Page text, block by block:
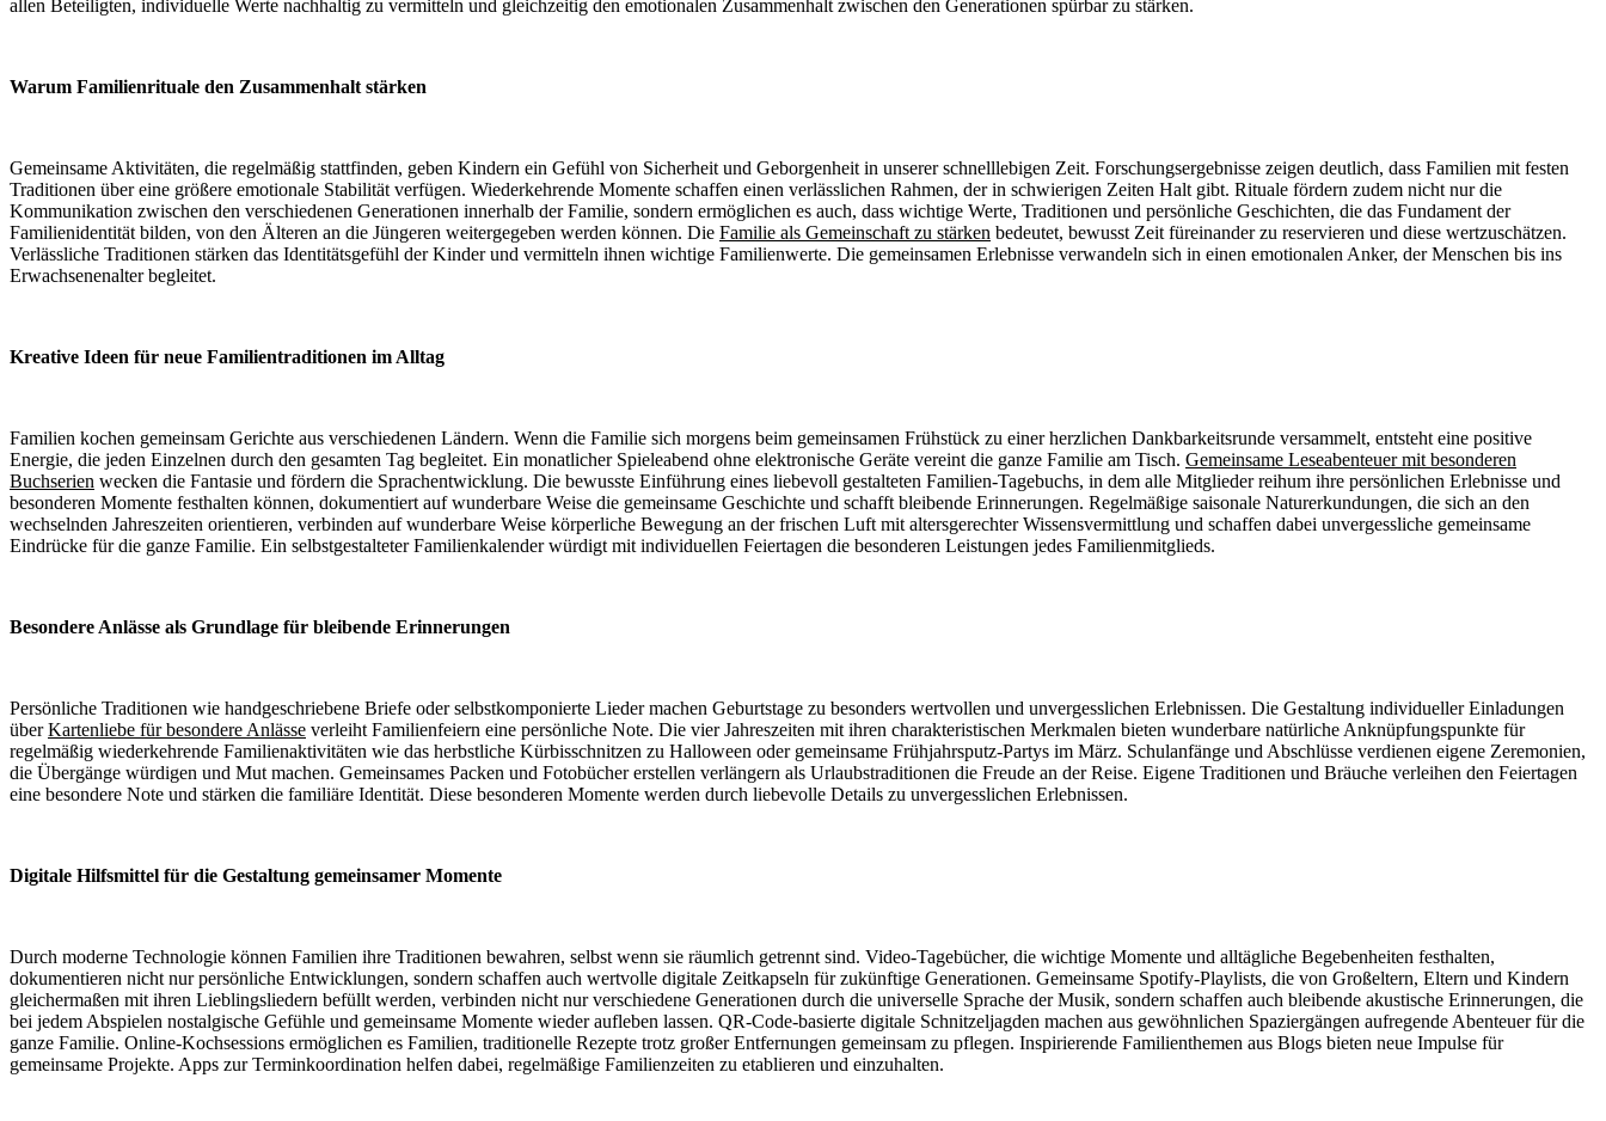
allen Beteiligten, individuelle Werte nachhaltig zu vermitteln und gleichzeitig den emotionalen Zusammenhalt zwischen den Generationen spürbar zu stärken.
Warum Familienrituale den Zusammenhalt stärken
Gemeinsame Aktivitäten, die regelmäßig stattfinden, geben Kindern ein Gefühl von Sicherheit und Geborgenheit in unserer schnelllebigen Zeit. Forschungsergebnisse zeigen deutlich, dass Familien mit festen
Traditionen über eine größere emotionale Stabilität verfügen. Wiederkehrende Momente schaffen einen verlässlichen Rahmen, der in schwierigen Zeiten Halt gibt. Rituale fördern zudem nicht nur die
Kommunikation zwischen den verschiedenen Generationen innerhalb der Familie, sondern ermöglichen es auch, dass wichtige Werte, Traditionen und persönliche Geschichten, die das Fundament der
Familienidentität bilden, von den Älteren an die Jüngeren weitergegeben werden können. Die Familie als Gemeinschaft zu stärken bedeutet, bewusst Zeit füreinander zu reservieren und diese wertzuschätzen.
Verlässliche Traditionen stärken das Identitätsgefühl der Kinder und vermitteln ihnen wichtige Familienwerte. Die gemeinsamen Erlebnisse verwandeln sich in einen emotionalen Anker, der Menschen bis ins
Erwachsenenalter begleitet.
Kreative Ideen für neue Familientraditionen im Alltag
Familien kochen gemeinsam Gerichte aus verschiedenen Ländern. Wenn die Familie sich morgens beim gemeinsamen Frühstück zu einer herzlichen Dankbarkeitsrunde versammelt, entsteht eine positive
Energie, die jeden Einzelnen durch den gesamten Tag begleitet. Ein monatlicher Spieleabend ohne elektronische Geräte vereint die ganze Familie am Tisch. Gemeinsame Leseabenteuer mit besonderen
Buchserien wecken die Fantasie und fördern die Sprachentwicklung. Die bewusste Einführung eines liebevoll gestalteten Familien-Tagebuchs, in dem alle Mitglieder reihum ihre persönlichen Erlebnisse und
besonderen Momente festhalten können, dokumentiert auf wunderbare Weise die gemeinsame Geschichte und schafft bleibende Erinnerungen. Regelmäßige saisonale Naturerkundungen, die sich an den
wechselnden Jahreszeiten orientieren, verbinden auf wunderbare Weise körperliche Bewegung an der frischen Luft mit altersgerechter Wissensvermittlung und schaffen dabei unvergessliche gemeinsame
Eindrücke für die ganze Familie. Ein selbstgestalteter Familienkalender würdigt mit individuellen Feiertagen die besonderen Leistungen jedes Familienmitglieds.
Besondere Anlässe als Grundlage für bleibende Erinnerungen
Persönliche Traditionen wie handgeschriebene Briefe oder selbstkomponierte Lieder machen Geburtstage zu besonders wertvollen und unvergesslichen Erlebnissen. Die Gestaltung individueller Einladungen
überKartenliebe für besondere Anlässe verleiht Familienfeiern eine persönliche Note. Die vier Jahreszeiten mit ihren charakteristischen Merkmalen bieten wunderbare natürliche Anknüpfungspunkte für
regelmäßig wiederkehrende Familienaktivitäten wie das herbstliche Kürbisschnitzen zu Halloween oder gemeinsame Frühjahrsputz-Partys im März. Schulanfänge und Abschlüsse verdienen eigene Zeremonien,
die Übergänge würdigen und Mut machen. Gemeinsames Packen und Fotobücher erstellen verlängern als Urlaubstraditionen die Freude an der Reise. Eigene Traditionen und Bräuche verleihen den Feiertagen
eine besondere Note und stärken die familiäre Identität. Diese besonderen Momente werden durch liebevolle Details zu unvergesslichen Erlebnissen.
Digitale Hilfsmittel für die Gestaltung gemeinsamer Momente
Durch moderne Technologie können Familien ihre Traditionen bewahren, selbst wenn sie räumlich getrennt sind. Video-Tagebücher, die wichtige Momente und alltägliche Begebenheiten festhalten,
dokumentieren nicht nur persönliche Entwicklungen, sondern schaffen auch wertvolle digitale Zeitkapseln für zukünftige Generationen. Gemeinsame Spotify-Playlists, die von Großeltern, Eltern und Kindern
gleichermaßen mit ihren Lieblingsliedern befüllt werden, verbinden nicht nur verschiedene Generationen durch die universelle Sprache der Musik, sondern schaffen auch bleibende akustische Erinnerungen, die
bei jedem Abspielen nostalgische Gefühle und gemeinsame Momente wieder aufleben lassen. QR-Code-basierte digitale Schnitzeljagden machen aus gewöhnlichen Spaziergängen aufregende Abenteuer für die
ganze Familie. Online-Kochsessions ermöglichen es Familien, traditionelle Rezepte trotz großer Entfernungen gemeinsam zu pflegen. Inspirierende Familienthemen aus Blogs bieten neue Impulse für
gemeinsame Projekte. Apps zur Terminkoordination helfen dabei, regelmäßige Familienzeiten zu etablieren und einzuhalten.